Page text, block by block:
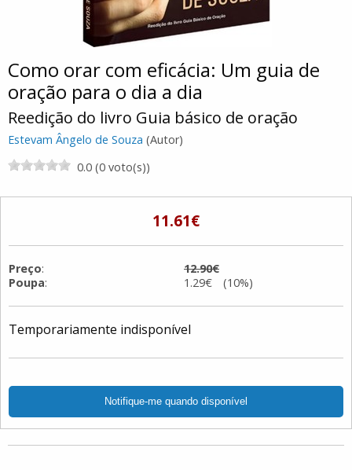
Como orar com eficácia: Um guia de
oração para o dia a dia
Reedição do livro Guia básico de oração
Estevam Ângelo de Souza (Autor)
0.0 (0 voto(s))
11.61€
Preço:
12.90€
Poupa: 1.29€ (10%)
Temporariamente indisponível